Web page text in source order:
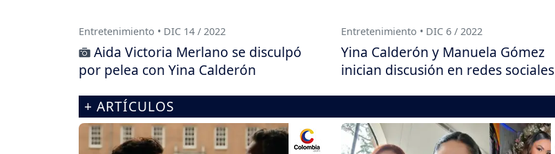
Entretenimiento • DIC 14 / 2022
Aida Victoria Merlano se disculpó
por pelea con Yina Calderón
Entretenimiento • DIC 6 / 2022
Yina Calderón y Manuela Gómez
inician discusión en redes sociales
+ ARTÍCULOS